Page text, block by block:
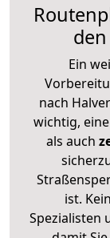
Ein
nach
wichtig,
als auch
ist.
Spezialisten